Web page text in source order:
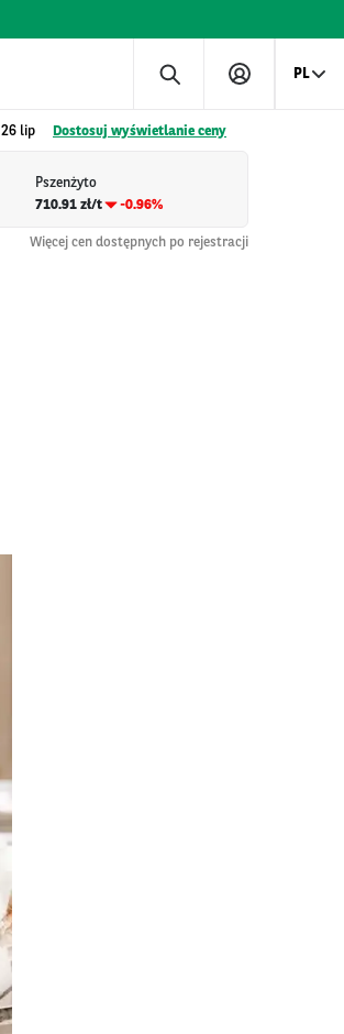
PL
26 lip Dostosuj wyświetlanie ceny
Pszenżyto
710.91 zł/t
-0.96%
Więcej cen dostępnych po rejestracji